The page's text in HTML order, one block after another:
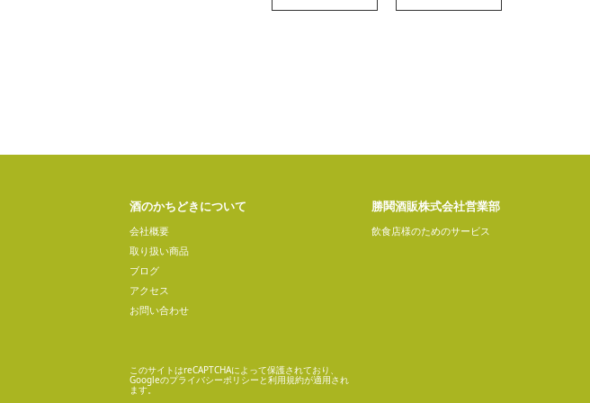
酒のかちどきについて
会社概要
取り扱い商品
ブログ
アクセス
お問い合わせ
勝鬨酒販株式会社営業部
飲食店様のためのサービス
このサイトはreCAPTCHAによって保護されており、
Googleのプライバシーポリシーと利用規約が適用され
ます。